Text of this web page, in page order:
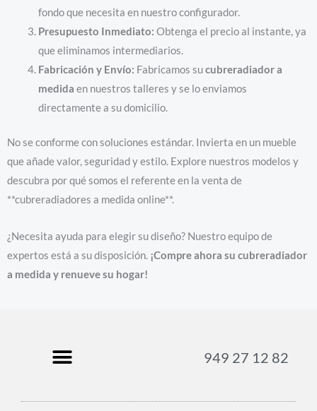
fondo que necesita en nuestro configurador.
Presupuesto Inmediato: Obtenga el precio al instante, ya
que eliminamos intermediarios.
Fabricación y Envío: Fabricamos sucubreradiador a
medida en nuestros talleres y se lo enviamos
directamente a su domicilio.
No se conforme con soluciones estándar. Invierta en un mueble
que añade valor, seguridad y estilo. Explore nuestros modelos y
descubra por qué somos el referente en la venta de
**cubreradiadores a medida online**.
¿Necesita ayuda para elegir su diseño? Nuestro equipo de
expertos está a su disposición. ¡Compre ahora su cubreradiador
a medida y renueve su hogar!
949 27 12 82